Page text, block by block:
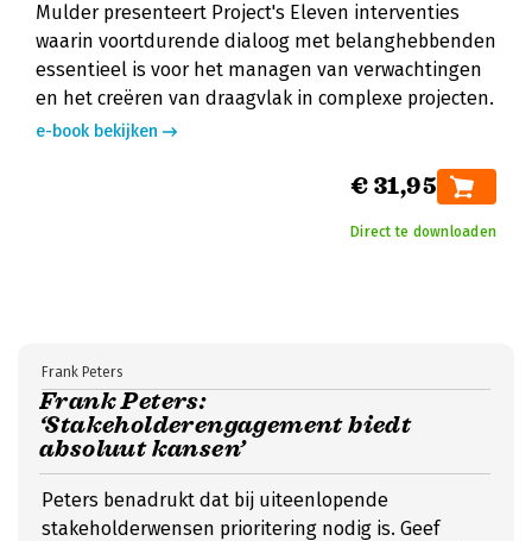
Mulder presenteert Project's Eleven interventies
waarin voortdurende dialoog met belanghebbenden
essentieel is voor het managen van verwachtingen
en het creëren van draagvlak in complexe projecten.
e-book bekijken
€ 31,95
Direct te downloaden
Frank Peters:
‘Stakeholderengagement biedt
absoluut kansen’
Frank Peters
Peters benadrukt dat bij uiteenlopende
stakeholderwensen prioritering nodig is. Geef